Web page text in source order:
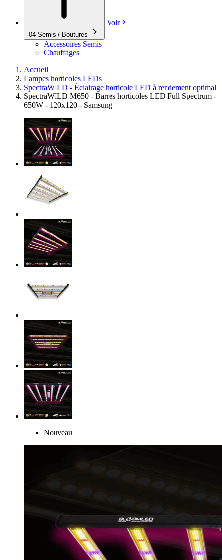
04 Semis / Boutures
Voir
Accessoires Semis
Chauffages
Accueil
Lampes horticoles LEDs
SpectraWILD - Éclairage horticole LED à rendement optimal
SpectraWILD M650 - Barres horticoles LED Full Spectrum -
650W - 120x120 - Samsung
Nouveau